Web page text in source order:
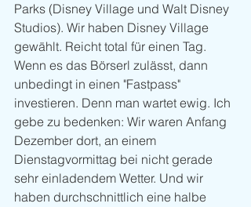
Parks (Disney Village und Walt Disney
Studios). Wir haben Disney Village
gewählt. Reicht total für einen Tag.
Wenn es das Börserl zulässt, dann
unbedingt in einen "Fastpass"
investieren. Denn man wartet ewig. Ich
gebe zu bedenken: Wir waren Anfang
Dezember dort, an einem
Dienstagvormittag bei nicht gerade
sehr einladendem Wetter. Und wir
haben durchschnittlich eine halbe